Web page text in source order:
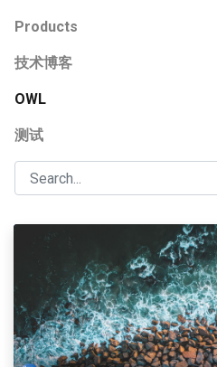
Products
技术博客
OWL
测试